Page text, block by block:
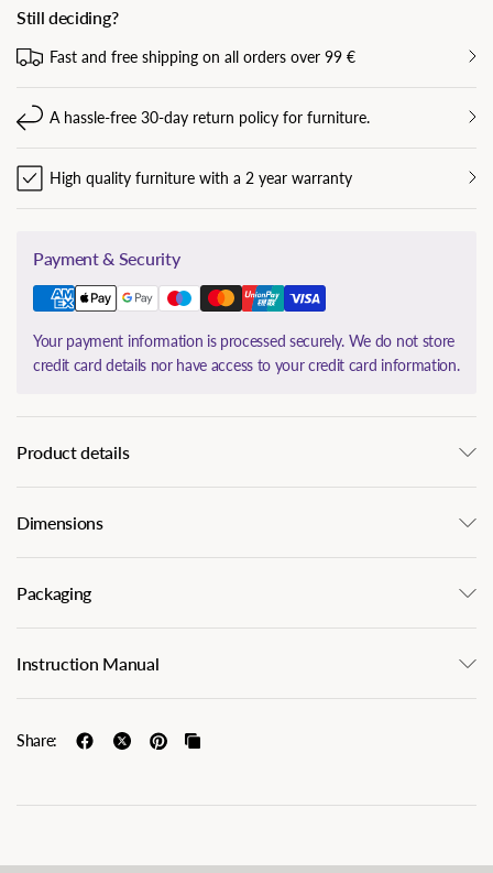
Still deciding?
Fast and free shipping on all orders over 99 €
A hassle-free 30-day return policy for furniture.
High quality furniture with a 2 year warranty
Payment & Security
Your payment information is processed securely. We do not store
credit card details nor have access to your credit card information.
Product details
Dimensions
Packaging
Instruction Manual
Share: